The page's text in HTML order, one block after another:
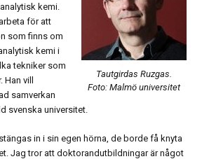
Tautgirdas Ruzgas.
Foto: Malmö universitet
kemi.
för att
som finns om
kemi i
tekniker som
Han vill
samverkan
svenska universitet.
in i sin egen hörna, de borde få knyta
Jag tror att doktorandutbildningar är något